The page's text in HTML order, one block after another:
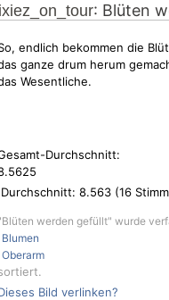
: Blüten
endlich bekommen die
ganze drum herum
Wesentliche.
Durchschnitt:
Durchschnitt: 8.563 (16
werden gefüllt" wurde
Blumen
Oberarm
Bild verlinken?